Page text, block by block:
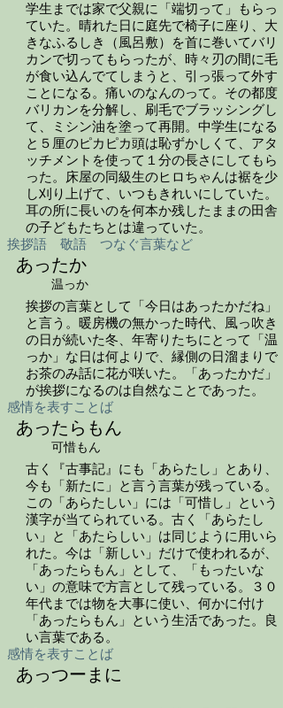
学生までは家で父親に「端切って」もらっ
ていた。晴れた日に庭先で椅子に座り、大
きなふるしき（風呂敷）を首に巻いてバリ
カンで切ってもらったが、時々刃の間に毛
が食い込んでてしまうと、引っ張って外す
ことになる。痛いのなんのって。その都度
バリカンを分解し、刷毛でブラッシングし
て、ミシン油を塗って再開。中学生になる
と５厘のピカピカ頭は恥ずかしくて、アタ
ッチメントを使って１分の長さにしてもら
った。床屋の同級生のヒロちゃんは裾を少
し刈り上げて、いつもきれいにしていた。
耳の所に長いのを何本か残したままの田舎
の子どもたちとは違っていた。
挨拶語 敬語 つなぐ言葉など
あったか
温っか
挨拶の言葉として「今日はあったかだね」
と言う。暖房機の無かった時代、風っ吹き
の日が続いた冬、年寄りたちにとって「温
っか」な日は何よりで、縁側の日溜まりで
お茶のみ話に花が咲いた。「あったかだ」
が挨拶になるのは自然なことであった。
感情を表すことば
あったらもん
可惜もん
古く『古事記』にも「あらたし」とあり、
今も「新たに」と言う言葉が残っている。
この「あらたしい」には「可惜し」という
漢字が当てられている。古く「あらたし
い」と「あたらしい」は同じように用いら
れた。今は「新しい」だけで使われるが、
「あったらもん」として、「もったいな
い」の意味で方言として残っている。３０
年代までは物を大事に使い、何かに付け
「あったらもん」という生活であった。良
い言葉である。
感情を表すことば
あっつーまに